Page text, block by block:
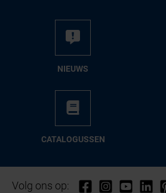
NIEUWS
CA­TA­LO­GUS­SEN
Volg ons op: